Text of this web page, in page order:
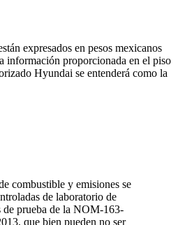
expresados en pesos mexicanos
proporcionada en el piso
Hyundai se entenderá como la
combustible y emisiones se
de laboratorio de
prueba de la NOM-163-
que bien pueden no ser